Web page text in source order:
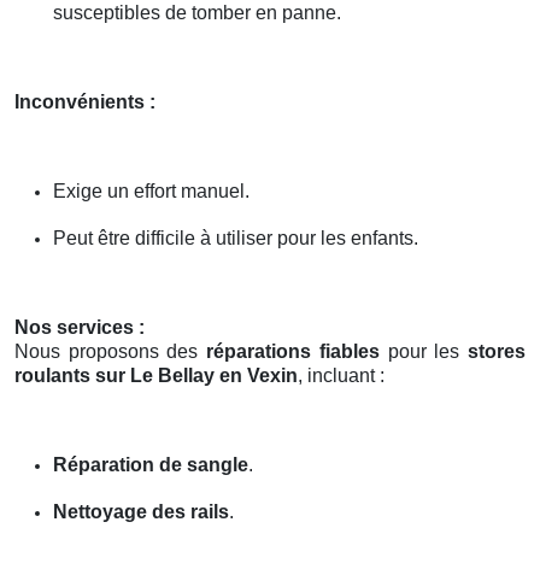
susceptibles de tomber en panne.
Inconvénients :
Exige un effort manuel.
Peut être difficile à utiliser pour les enfants.
Nos services :
Nous proposons des réparations fiablespour lesstores
roulants sur Le Bellay en Vexin, incluant :
Réparation de sangle.
Nettoyage des rails.